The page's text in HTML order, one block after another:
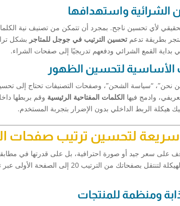
الشرائية واستهدافها
لأي تحسين ناجح. بمجرد أن تتمكن من تصنيف نية
بطريقة تدعمتحسين الترتيب في جوجل للمتاجر بشكل
بداية القمع الشرائي ودفعهم تدريجيًا إلى صفحات الشراء.
الأساسية لتحسين الظهور
نحن”، “سياسة الشحن”، وصفحات التصنيفات تحتاج إلى
وادمج فيها الكلمات المفتاحية الرئيسية وقم بربطها
هيكلة الربط الداخلي بدون الإضرار بتجربة المستخدم.
سريعة لتحسين ترتيب صفحات
على سعر جيد أو صورة احترافية، بل على قدرتها في
تدمج تحسين المحتوى والهيكلة لتنتقل
ومنظمة للمنتجات